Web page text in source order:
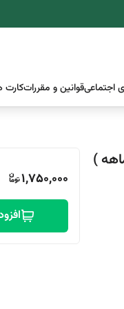
اجتماعیقوانین و مقرراتکارت
1,750,000